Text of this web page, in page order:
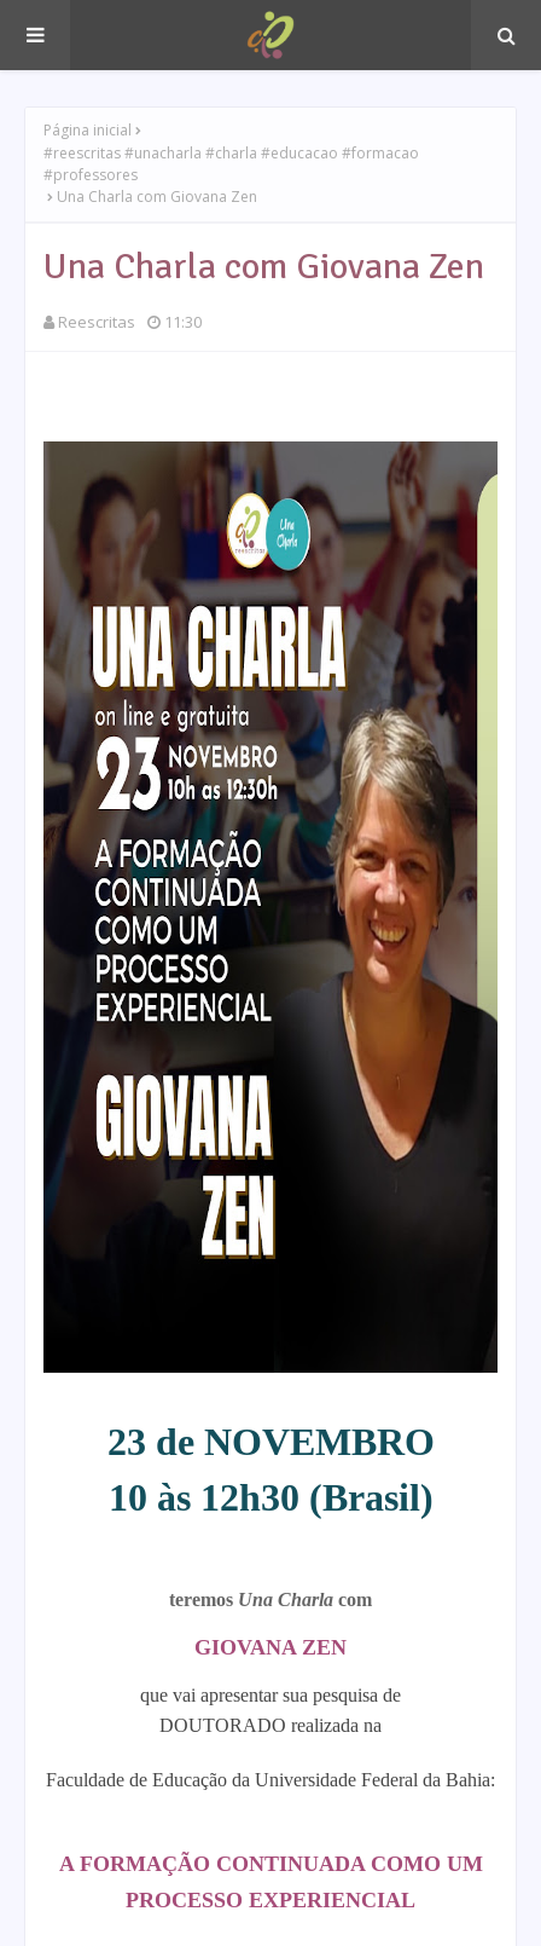
Página inicial
#reescritas #unacharla #charla #educacao #formacao
#professores
Una Charla com Giovana Zen
Una Charla com Giovana Zen
Reescritas 11:30
23 de NOVEMBRO
10 às 12h30 (Brasil)
teremos Una Charla com
GIOVANA ZEN
que vai apresentar sua pesquisa de
DOUTORADO realizada na
Faculdade de Educação da Universidade Federal da Bahia:
A FORMAÇÃO CONTINUADA COMO UM
PROCESSO EXPERIENCIAL